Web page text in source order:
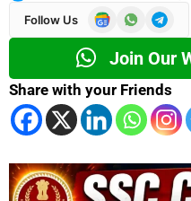
Follow Us
Join Our
Share with your Friends